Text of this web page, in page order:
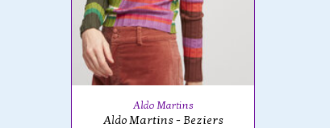
Aldo Martins
Aldo Martins - Beziers